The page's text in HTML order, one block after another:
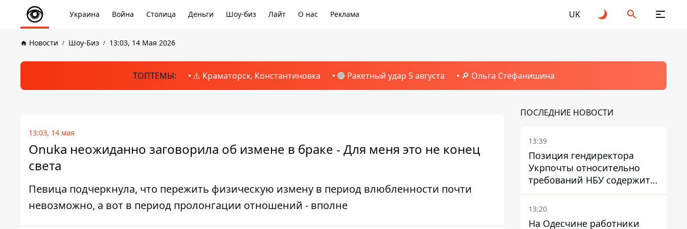
Украина Война Столица Деньги Шоу-биз Лайт О нас Реклама UK
Новости Шоу-Биз 13:03, 14 Мая 2026
ТОПТЕМЫ: ⚠️ Краматорск, Константиновка 🔴 Ракетный удар 5 августа 🔎 Ольга Стефанишина
13:03, 14 мая
Onuka неожиданно заговорила об измене в браке - Для меня это не конец
света
Певица подчеркнула, что пережить физическую измену в период влюбленности почти
невозможно, а вот в период пролонгации отношений - вполне
ПОСЛЕДНИЕ НОВОСТИ
13:39
Позиция гендиректора
Укрпочты относительно
требований НБУ содержит
серьезные нестыковки –
депутат Ольга Василевская-
13:20
На Одесчине работники